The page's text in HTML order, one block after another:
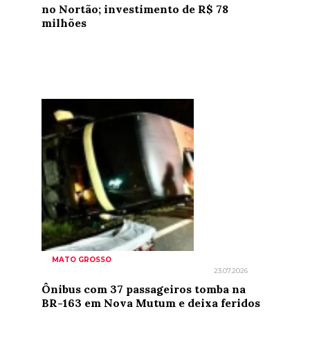
no Nortão; investimento de R$ 78
milhões
MATO GROSSO
23.07.2026
Ônibus com 37 passageiros tomba na
BR-163 em Nova Mutum e deixa feridos